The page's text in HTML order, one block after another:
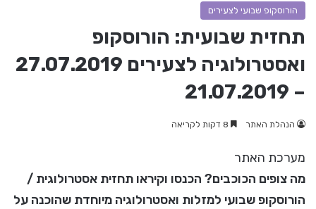
הורוסקופ שבועי לצעירים
תחזית שבועית: הורוסקופ
ואסטרולוגיה לצעירים 27.07.2019
– 21.07.2019
הנהלת האתר
מערכת האתר
מה צופים הכוכבים? הכנסו וקיראו תחזית אסטרולוגית /
הורוסקופ שבועי למזלות ואסטרולוגיה מיוחדת שהוכנה על